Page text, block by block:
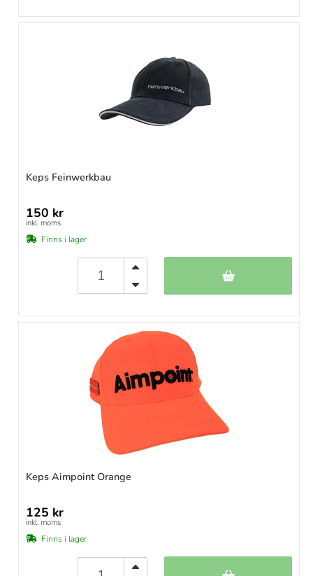
Keps Feinwerkbau
150 kr
inkl. moms
Finns i lager
Keps Aimpoint Orange
125 kr
inkl. moms
Finns i lager